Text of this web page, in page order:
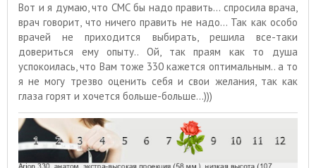
Вот и я думаю, что СМС бы надо править... спросила врача,
врач говорит, что ничего править не надо... Так как особо
врачей не приходится выбирать, решила все-таки
довериться ему опыту.. Ой, так праям как то душа
успокоилась, что Вам тоже 330 кажется оптимальным.. а то
я не могу трезво оценить себя и свои желания, так как
глаза горят и хочется больше-больше...)))